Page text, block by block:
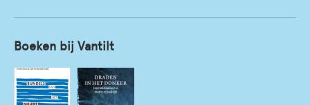
Boeken bij Vantilt